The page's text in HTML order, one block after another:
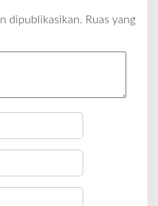
dipublikasikan. Ruas yang